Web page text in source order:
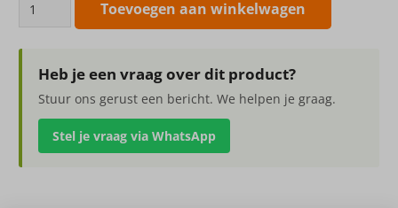
ultimate
bliss
80cm
aantal
Toevoegen aan winkelwagen
Heb je een vraag over dit product?
Stuur ons gerust een bericht. We helpen je graag.
Stel je vraag via WhatsApp